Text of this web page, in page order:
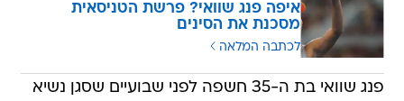
איפה פנג שוואי? פרשת הטניסאית
מסכנת את הסינים
לכתבה המלאה
פנג שוואי בת ה-35 חשפה לפני שבועיים שסגן נשיא